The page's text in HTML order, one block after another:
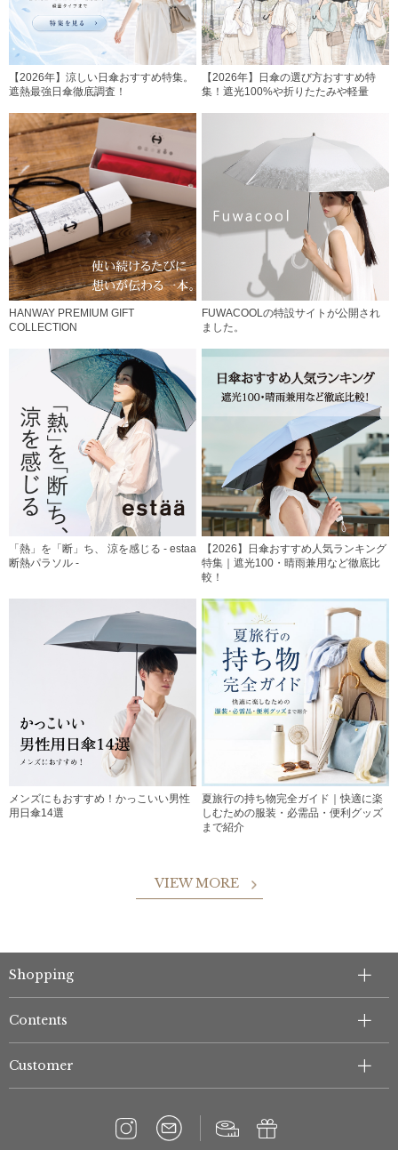
【2026年】涼しい日傘おすすめ特集。
遮熱最強日傘徹底調査！
【2026年】日傘の選び方おすすめ特
集！遮光100%や折りたたみや軽量
HANWAY PREMIUM GIFT
COLLECTION
FUWACOOLの特設サイトが公開され
ました。
「熱」を「断」ち、 涼を感じる - estaa
断熱パラソル -
【2026】日傘おすすめ人気ランキング
特集｜遮光100・晴雨兼用など徹底比
較！
メンズにもおすすめ！かっこいい男性
用日傘14選
夏旅行の持ち物完全ガイド｜快適に楽
しむための服装・必需品・便利グッズ
まで紹介
VIEW MORE
Shopping
Contents
Customer